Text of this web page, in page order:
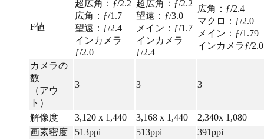
F値
超広角：ƒ/2.2
広角：ƒ/1.7
望遠：ƒ/2.4
インカメラ
ƒ/2.0
超広角：ƒ/2.2
望遠：ƒ/3.0
メイン：ƒ/1.7
インカメラ
ƒ/2.4
広角：ƒ/2.4
マクロ：ƒ/2.0
メイン：ƒ/1.79
インカメラƒ/2.0
カメラの
数
（アウ
ト）
3 3 3
解像度 3,120 x 1,440 3,168 x 1,440
2,340x 1,080
画素密度
513ppi 513ppi
391ppi